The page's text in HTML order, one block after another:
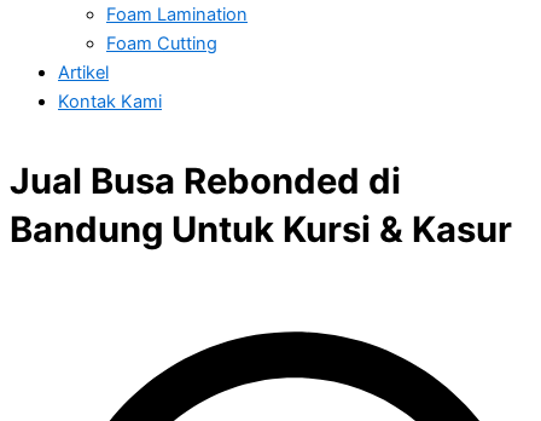
Foam Lamination
Foam Cutting
Artikel
Kontak Kami
Jual Busa Rebonded di
Bandung Untuk Kursi & Kasur